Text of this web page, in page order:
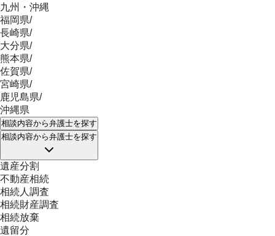
九州・沖縄
福岡県/
長崎県/
大分県/
熊本県/
佐賀県/
宮崎県/
鹿児島県/
沖縄県
相談内容から弁護士を探す
相談内容から弁護士を探す
遺産分割
不動産相続
相続人調査
相続財産調査
相続放棄
遺留分